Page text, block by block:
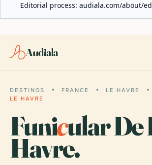
Editorial process: audiala.com/about/
Audiala
DESTINOS FRANCE LE HAVRE
LE HAVRE
Funicular De
Havre.